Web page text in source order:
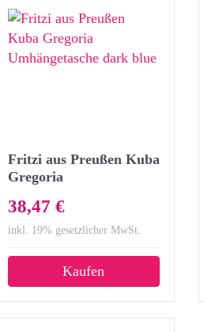
Fritzi aus Preußen Kuba
Gregoria
blue
38,47 €
inkl. 19% gesetzlicher MwSt.
Kaufen